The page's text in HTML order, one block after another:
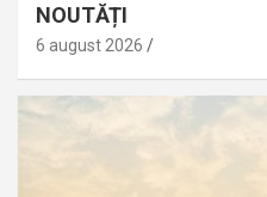
NOUTĂȚI
6 august 2026